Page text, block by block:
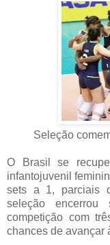
Seleção
O Brasil se
infantojuvenil
sets a 1, parciais
seleção
competição com
chances de avançar